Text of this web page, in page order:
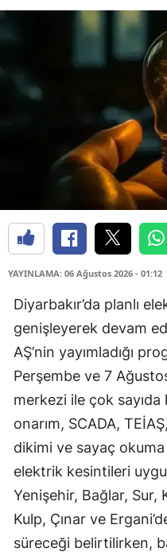
YAYINLAMA: 06 Ağustos 2026 - 01:12
Diyarbakır’da planlı
genişleyerek devam
AŞ’nin yayımladığı
Perşembe ve 7
merkezi ile çok sayıda
onarım, SCADA,
dikimi ve sayaç okuma
elektrik kesintileri
Yenişehir, Bağlar, Sur,
Kulp, Çınar ve
süreceği belirtilirken,